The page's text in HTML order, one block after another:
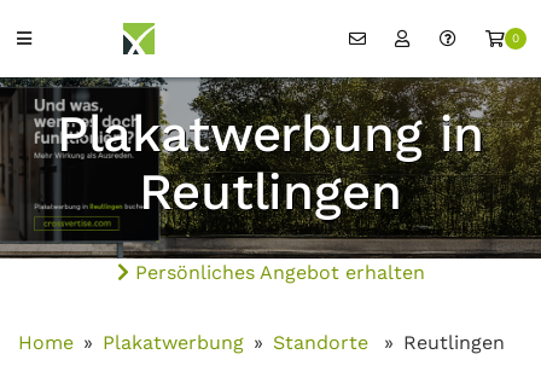
0
Plakatwerbung in
Reutlingen
Persönliches Angebot erhalten
Home Plakatwerbung Standorte Reutlingen